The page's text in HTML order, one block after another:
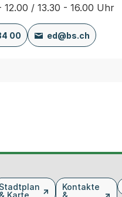
/ 13.30 - 16.00 Uhr
00 ed@bs.ch
Stadtplan
& Karte
Kontakte
&